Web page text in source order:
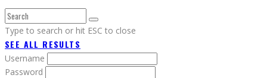
Type to search or hit ESC to close
SEE ALL RESULTS
Username
Password